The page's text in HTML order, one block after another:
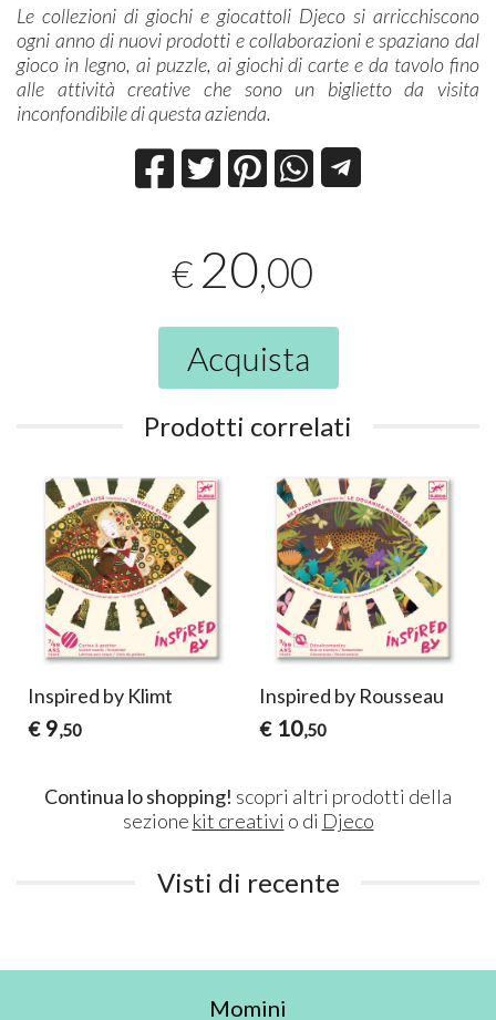
Le collezioni di giochi e giocattoli Djeco si arricchiscono
ogni anno di nuovi prodotti e collaborazioni e spaziano dal
gioco in legno, ai puzzle, ai giochi di carte e da tavolo fino
alle attività creative che sono un biglietto da visita
inconfondibile di questa azienda.
€ 20,00
Acquista
Prodotti correlati
Inspired by Klimt
€ 9,50
Inspired by Rousseau
€ 10,50
Continua lo shopping! scopri altri prodotti della
sezione kit creativi o di Djeco
Visti di recente
Momini